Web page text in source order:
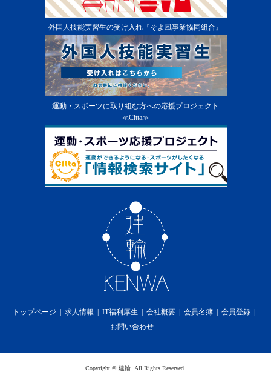
第一種電気通信事業者又はその他の電気通信事
業者の提供する電気通信役務に起因して電気通
信サービスの利用が不能になった場合
その他運用上又は技術上当社がサービスの一時
中断が必要と判断した場合 ２．当システムの
提供中止に伴う会員又は第三者からの損害賠償
の請求を免れるものとします。
第14条 本サービス提供の終了
当社は、会員に通知の上、会員に対する本サービ
ス及び本サービスの一部を終了することができる
ものとします。
前項の通知は、当社のウェブサイト上での掲示又
は会員への電子メールの送付によるものとし、そ
の通知の効力は第６条の定めによります。
当社は第１項の方法による会員に対する通知の
後、本サービスを終了した場合には、会員に対し
しくはその他の費用の損害又は補償を免れるもの
本サービスの利用料金に関しては無償提供の為、
一切かからないものとします。
第16条 プライバシーポリシーの遵守
当社は、個人情報を適切に保護し、当社のホームペ
す。
ービス提供の中断）及び第14条（本サービス提供
外国人技能実習生の受け入れ『そよ風事業協同組合』
運動・スポーツに取り組む方への応援プロジェクト
≪Citta≫
トップページ 求人情報 IT福利厚生 会社概要 会員名簿
会員登録
お問い合わせ
Copyright © 建輪 . All Rights Reserved.